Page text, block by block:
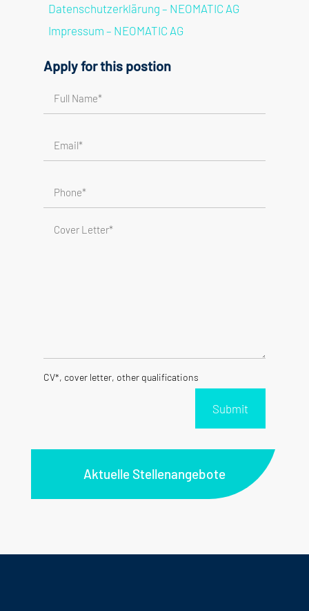
Datenschutzerklärung – NEOMATIC AG
Impressum – NEOMATIC AG
Apply for this postion
CV*, cover letter, other qualifications
Submit
Aktuelle Stellenangebote